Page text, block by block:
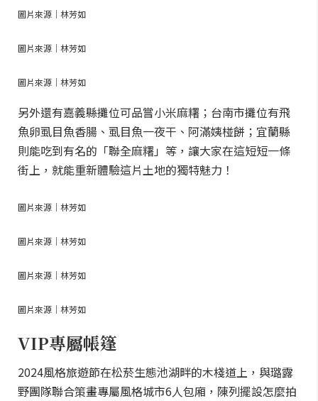
圖片來源｜林芳如
圖片來源｜林芳如
圖片來源｜林芳如
另外還有嘉義縣攤位可品嘗小米麻糬；台南市攤位有飛
魚卵虱目魚香腸、虱目魚一夜干、阿滿姨椪餅；宜蘭縣
則能吃到有名的「聯全麻糬」等，讓大家在這短短一條
街上，就能重新體驗這片土地的獨特魅力！
圖片來源｜林芳如
圖片來源｜林芳如
圖片來源｜林芳如
圖片來源｜林芳如
VIP專屬帳篷
2024風格旅遊節在松菸生態池湖畔的木棧道上，與璐露
野團隊聯合策畫專屬風格城市6人包廂，陳列擺設怎麼拍